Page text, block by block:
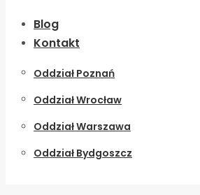
Blog
Kontakt
Oddział Poznań
Oddział Wrocław
Oddział Warszawa
Oddział Bydgoszcz